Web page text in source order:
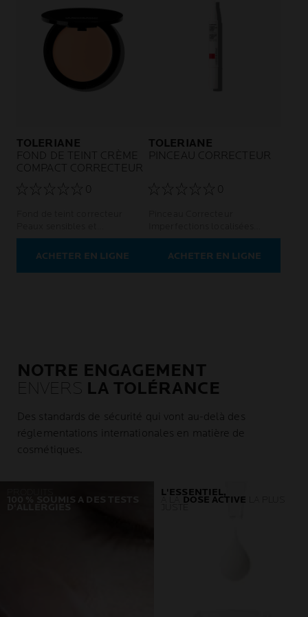
TOLERIANE
FOND DE TEINT CRÈME
COMPACT CORRECTEUR
0
intolérantes
ACHETER EN LIGNE
TOLERIANE
PINCEAU CORRECTEUR
0
Peaux sensibles et
intolérantes
ACHETER EN LIGNE
NOTRE ENGAGEMENT
ENVERS LA TOLÉRANCE
Des standards de sécurité qui vont au-delà des
réglementations internationales en matière de
cosmétiques.
100 % SOUMIS A DES TESTS
L'ESSENTIEL,
DOSE ACTIVE